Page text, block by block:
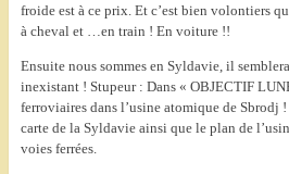
froide est à ce prix. Et c’est bien volontiers
à cheval et …en train ! En voiture !!
Ensuite nous sommes en Syldavie, il
inexistant ! Stupeur : Dans « OBJECTIF
ferroviaires dans l’usine atomique de Sbrodj !
carte de la Syldavie ainsi que le plan de
voies ferrées.